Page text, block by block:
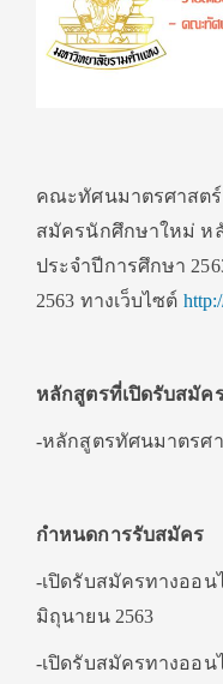
คณะทัศนมาตรศาสตร์
สมัครนักศึกษาใหม่
ประจำปีการศึกษา
2563 ทางเว็บไซต์
หลักสูตรที่เปิดรับสมัค
-หลักสูตรทัศนมาตรศ
กำหนดการรับสมัคร
-เปิดรับสมัครทางออน
มิถุนายน 2563
-เปิดรับสมัครทางออน